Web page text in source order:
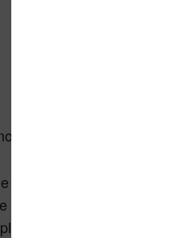
de détente puisque
sélection pour arriver à
savez peut-être, j’ai des
généraux. Et, cerise